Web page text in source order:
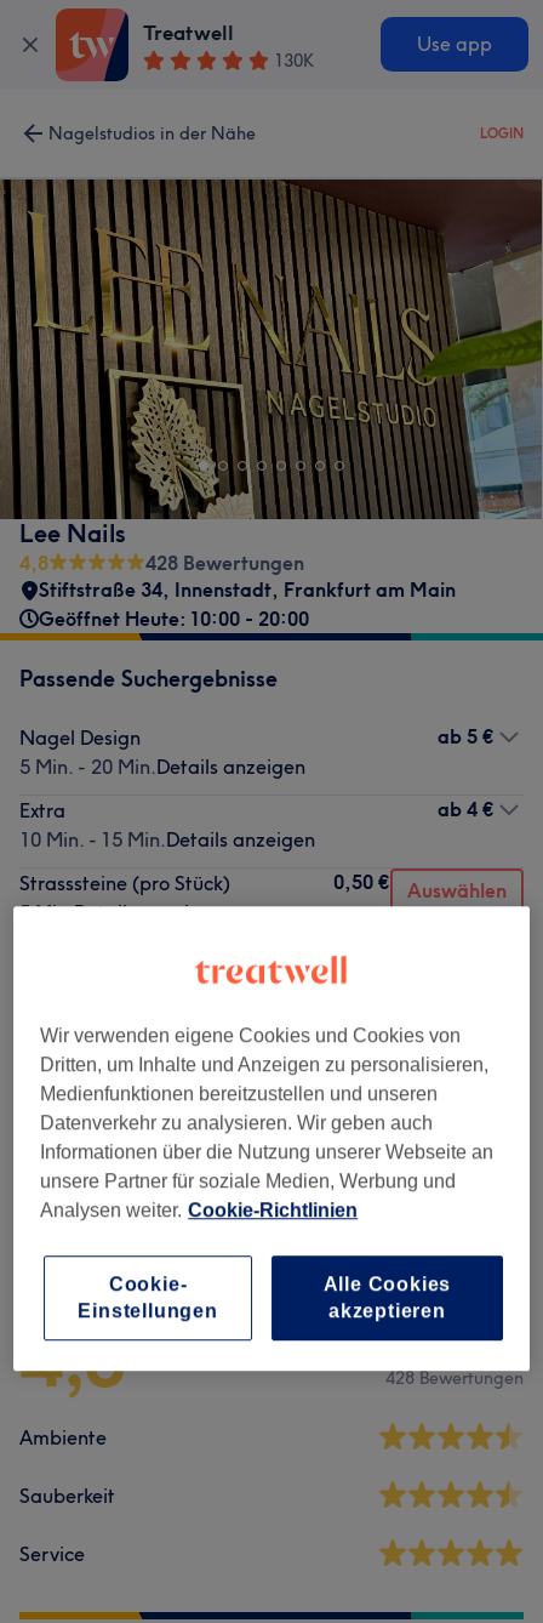
Treatwell
130K
Use app
Nagelstudios in der Nähe LOGIN
Lee Nails
4,8
428 Bewertungen
Stiftstraße 34, Innenstadt, Frankfurt am Main
Geöffnet Heute: 10:00 - 20:00
Passende Suchergebnisse
Nagel Design
5 Min. - 20 Min.Details anzeigen
ab 5 €
Extra
10 Min. - 15 Min.Details anzeigen
ab 4 €
Strasssteine (pro Stück)
5 Min.Details anzeigen
0,50 € Auswählen
Nicht gefunden wonach du gesucht hast?
Maniküre & Pediküre (9) ab 0,50 €
Nagelmodellage (6) ab 15 €
Salonbewertungen
4,8 428 Bewertungen
Ambiente
Sauberkeit
Service
Wir verwenden eigene Cookies und Cookies von
Dritten, um Inhalte und Anzeigen zu personalisieren,
Medienfunktionen bereitzustellen und unseren
Datenverkehr zu analysieren. Wir geben auch
Informationen über die Nutzung unserer Webseite an
unsere Partner für soziale Medien, Werbung und
Analysen weiter. Cookie-Richtlinien
Cookie-
Einstellungen
Alle Cookies
akzeptieren